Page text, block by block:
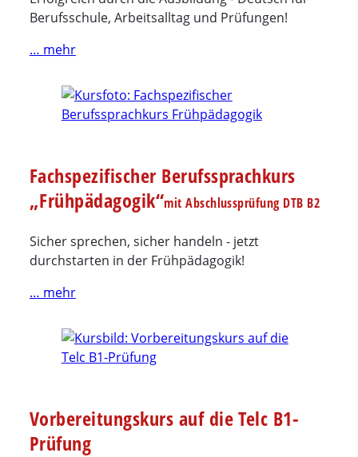
Berufsschule, Arbeitsalltag und Prüfungen!
… mehr
Fachspezifischer Berufssprachkurs
„Frühpädagogik“mit Abschlussprüfung DTB B2
Sicher sprechen, sicher handeln - jetzt
durchstarten in der Frühpädagogik!
… mehr
Vorbereitungskurs auf die Telc B1-
Prüfung